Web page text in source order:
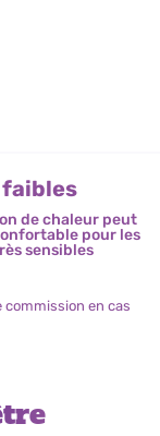
pour les
sensibles
commission en cas